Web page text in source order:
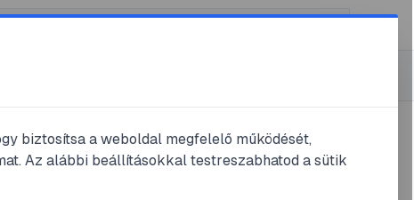
biztosítsa a weboldal megfelelő működését,
Az alábbi beállításokkal testreszabhatod a sütik